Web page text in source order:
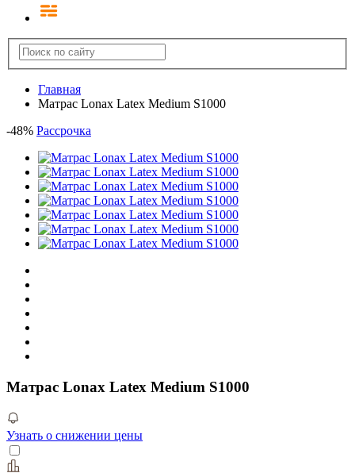
Главная
Матрас Lonax Latex Medium S1000
-48% Рассрочка
Матрас Lonax Latex Medium S1000
Узнать о снижении цены